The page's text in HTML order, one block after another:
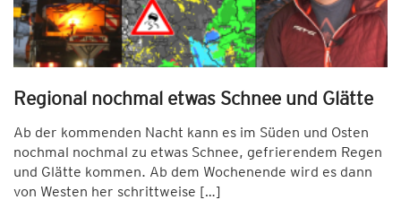
Regional nochmal etwas Schnee und Glätte
Ab der kommenden Nacht kann es im Süden und Osten
nochmal nochmal zu etwas Schnee, gefrierendem Regen
und Glätte kommen. Ab dem Wochenende wird es dann
von Westen her schrittweise […]